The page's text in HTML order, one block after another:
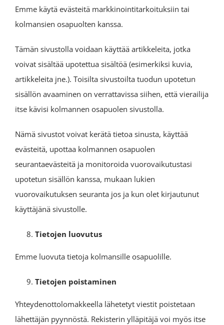
Emme käytä evästeitä markkinointitarkoituksiin tai
kolmansien osapuolten kanssa.
Tämän sivustolla voidaan käyttää artikkeleita, jotka
voivat sisältää upotettua sisältöä (esimerkiksi kuvia,
artikkeleita jne.). Toisilta sivustoilta tuodun upotetun
sisällön avaaminen on verrattavissa siihen, että vierailija
itse kävisi kolmannen osapuolen sivustolla.
Nämä sivustot voivat kerätä tietoa sinusta, käyttää
evästeitä, upottaa kolmannen osapuolen
seurantaevästeitä ja monitoroida vuorovaikutustasi
upotetun sisällön kanssa, mukaan lukien
vuorovaikutuksen seuranta jos ja kun olet kirjautunut
käyttäjänä sivustolle.
Tietojen luovutus
Emme luovuta tietoja kolmansille osapuolille.
Tietojen poistaminen
Yhteydenottolomakkeella lähetetyt viestit poistetaan
lähettäjän pyynnöstä. Rekisterin ylläpitäjä voi myös itse